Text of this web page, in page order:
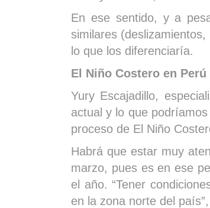
En ese sentido, y a
similares
lo que los diferenciaría.
El Niño Costero en Perú
Yury Escajadillo,
actual y lo que
proceso de El Niño
Habrá que estar muy
marzo, pues es en ese
el año. “Tener
en la zona norte del